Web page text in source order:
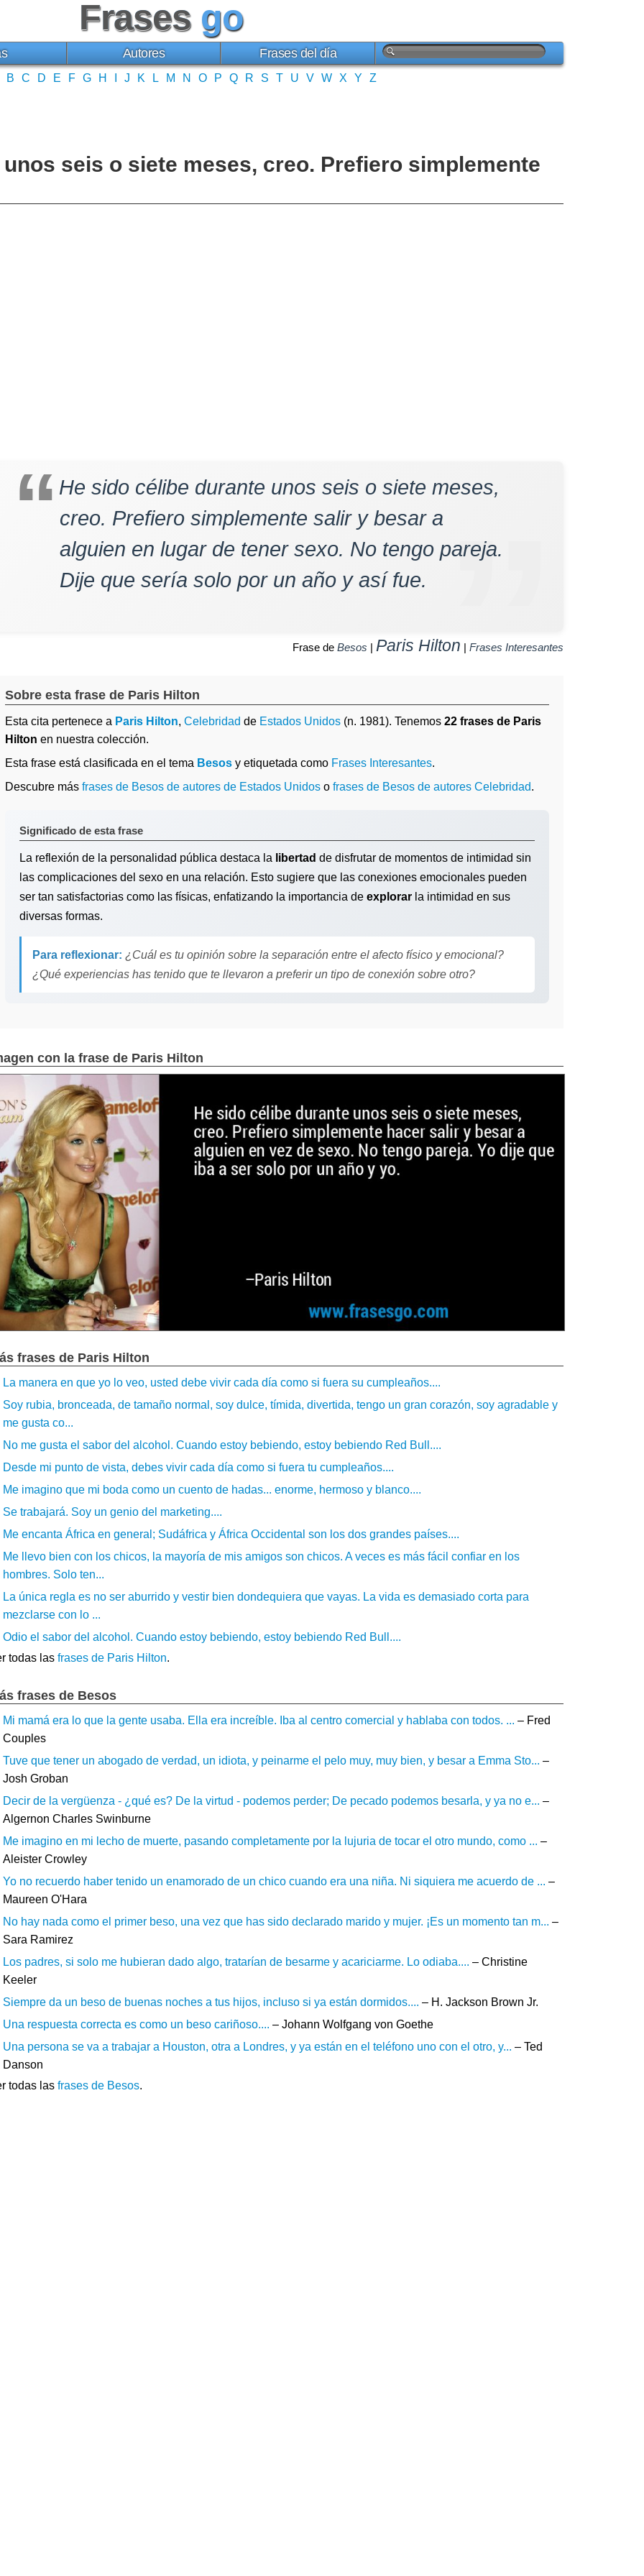
Frases go
Autores Frases del día
B C D E F G H J K L M N O P Q R S T U V W X Y Z
seis o siete meses, creo. Prefiero simplemente
He sido célibe durante unos seis o siete meses,
creo. Prefiero simplemente salir y besar a
alguien en lugar de tener sexo. No tengo pareja.
Dije que sería solo por un año y así fue.
Frase de Besos | Paris Hilton | Frases Interesantes
Sobre esta frase de Paris Hilton
Esta cita pertenece a Paris Hilton, Celebridad de Estados Unidos (n. 1981). Tenemos 22 frases de Paris
Hilton en nuestra colección.
Esta frase está clasificada en el tema Besos y etiquetada como Frases Interesantes.
Descubre más frases de Besos de autores de Estados Unidos o frases de Besos de autores Celebridad.
Significado de esta frase
La reflexión de la personalidad pública destaca la libertad de disfrutar de momentos de intimidad sin
las complicaciones del sexo en una relación. Esto sugiere que las conexiones emocionales pueden
ser tan satisfactorias como las físicas, enfatizando la importancia de explorar la intimidad en sus
diversas formas.
Para reflexionar: ¿Cuál es tu opinión sobre la separación entre el afecto físico y emocional?
¿Qué experiencias has tenido que te llevaron a preferir un tipo de conexión sobre otro?
con la frase de Paris Hilton
frases de Paris Hilton
La manera en que yo lo veo, usted debe vivir cada día como si fuera su cumpleaños....
Soy rubia, bronceada, de tamaño normal, soy dulce, tímida, divertida, tengo un gran corazón, soy agradable y
me gusta co...
No me gusta el sabor del alcohol. Cuando estoy bebiendo, estoy bebiendo Red Bull....
Desde mi punto de vista, debes vivir cada día como si fuera tu cumpleaños....
Me imagino que mi boda como un cuento de hadas... enorme, hermoso y blanco....
Se trabajará. Soy un genio del marketing....
Me encanta África en general; Sudáfrica y África Occidental son los dos grandes países....
Me llevo bien con los chicos, la mayoría de mis amigos son chicos. A veces es más fácil confiar en los
hombres. Solo ten...
La única regla es no ser aburrido y vestir bien dondequiera que vayas. La vida es demasiado corta para
mezclarse con lo ...
Odio el sabor del alcohol. Cuando estoy bebiendo, estoy bebiendo Red Bull....
todas las frases de Paris Hilton.
frases de Besos
Mi mamá era lo que la gente usaba. Ella era increíble. Iba al centro comercial y hablaba con todos. ... – Fred
Couples
Tuve que tener un abogado de verdad, un idiota, y peinarme el pelo muy, muy bien, y besar a Emma Sto... –
Josh Groban
Decir de la vergüenza - ¿qué es? De la virtud - podemos perder; De pecado podemos besarla, y ya no e... –
Algernon Charles Swinburne
Me imagino en mi lecho de muerte, pasando completamente por la lujuria de tocar el otro mundo, como ... –
Aleister Crowley
Yo no recuerdo haber tenido un enamorado de un chico cuando era una niña. Ni siquiera me acuerdo de ... –
Maureen O'Hara
No hay nada como el primer beso, una vez que has sido declarado marido y mujer. ¡Es un momento tan m... –
Sara Ramirez
Los padres, si solo me hubieran dado algo, tratarían de besarme y acariciarme. Lo odiaba.... – Christine
Keeler
Siempre da un beso de buenas noches a tus hijos, incluso si ya están dormidos.... – H. Jackson Brown Jr.
Una respuesta correcta es como un beso cariñoso.... – Johann Wolfgang von Goethe
Una persona se va a trabajar a Houston, otra a Londres, y ya están en el teléfono uno con el otro, y... – Ted
Danson
todas las frases de Besos.